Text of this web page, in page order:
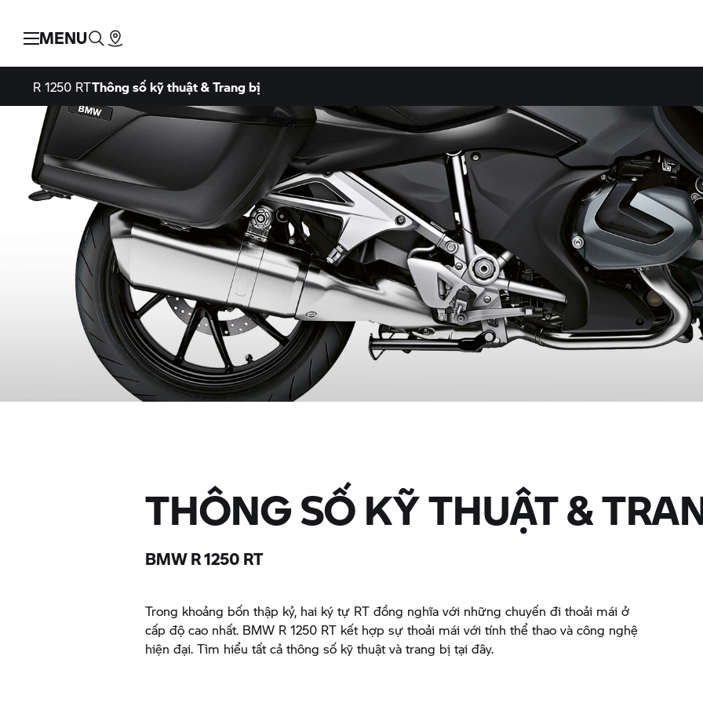
MENU
R 1250 RTThông số kỹ thuật & Trang bị
THÔNG SỐ KỸ THUẬT &
BMWR 1250 RT
Trong khoảng bốn thập kỷ, hai ký tự RT đồng nghĩa với những chuyến đi thoải mái ở
cấp độ cao nhất. BMW R 1250 RT kết hợp sự thoải mái với tính thể thao và công nghệ
hiện đại. Tìm hiểu tất cả thông số kỹ thuật và trang bị tại đây.